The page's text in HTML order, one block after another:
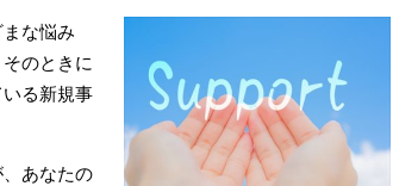
な悩み
のときに
る新規事
あなたの